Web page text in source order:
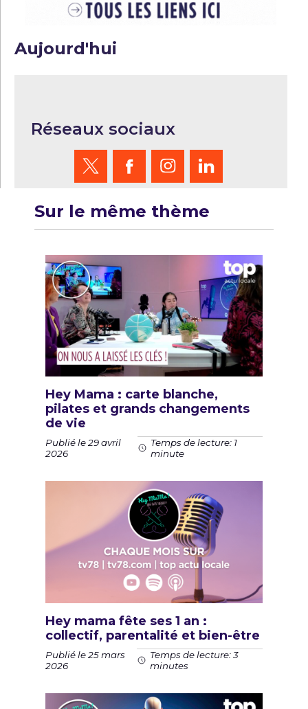
Aujourd'hui
Réseaux sociaux
Sur le même thème
Hey Mama : carte blanche,
pilates et grands changements
de vie
Publié le 29 avril
2026
Temps de lecture: 1
minute
Hey mama fête ses 1 an :
collectif, parentalité et bien-être
Publié le 25 mars
2026
Temps de lecture: 3
minutes